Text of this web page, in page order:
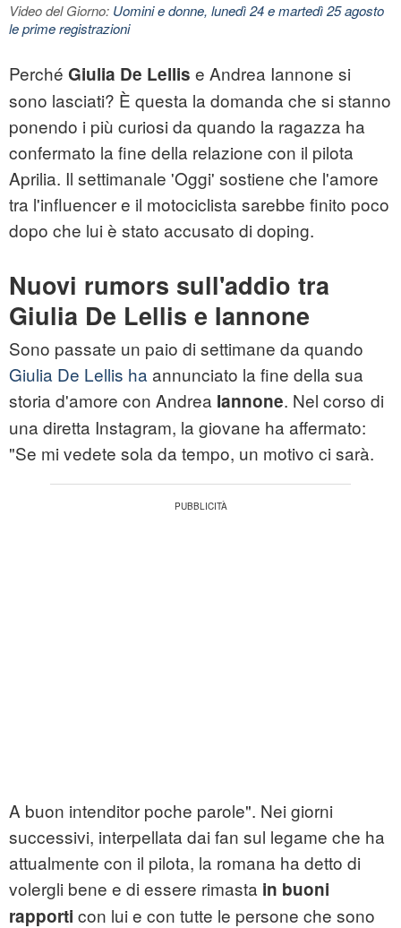
Video del Giorno: Uomini e donne, lunedì 24 e martedì 25 agosto
le prime registrazioni
Perché Giulia De Lellis e Andrea Iannone si
sono lasciati? È questa la domanda che si stanno
ponendo i più curiosi da quando la ragazza ha
confermato la fine della relazione con il pilota
Aprilia. Il settimanale 'Oggi' sostiene che l'amore
tra l'influencer e il motociclista sarebbe finito poco
dopo che lui è stato accusato di doping.
Nuovi rumors sull'addio tra
Giulia De Lellis e Iannone
Sono passate un paio di settimane da quando
Giulia De Lellis ha annunciato la fine della sua
storia d'amore con Andrea Iannone. Nel corso di
una diretta Instagram, la giovane ha affermato:
"Se mi vedete sola da tempo, un motivo ci sarà.
A buon intenditor poche parole". Nei giorni
successivi, interpellata dai fan sul legame che ha
attualmente con il pilota, la romana ha detto di
volergli bene e di essere rimasta in buoni
rapporti con lui e con tutte le persone che sono